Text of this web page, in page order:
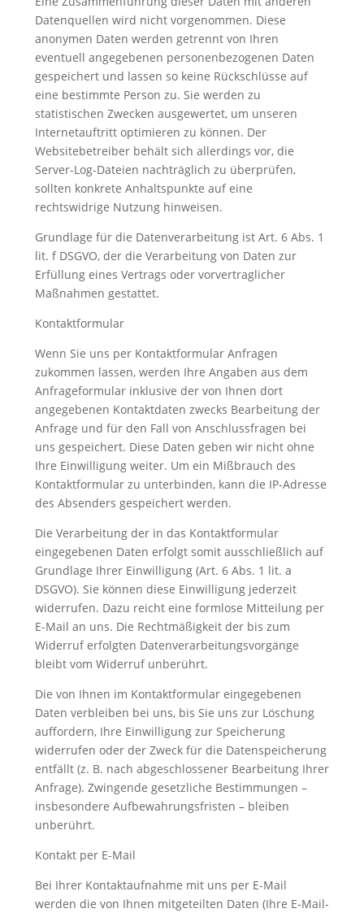
Datenquellen wird nicht vorgenommen. Diese
anonymen Daten werden getrennt von Ihren
eventuell angegebenen personenbezogenen Daten
gespeichert und lassen so keine Rückschlüsse auf
eine bestimmte Person zu. Sie werden zu
statistischen Zwecken ausgewertet, um unseren
Internetauftritt optimieren zu können. Der
Websitebetreiber behält sich allerdings vor, die
Server-Log-Dateien nachträglich zu überprüfen,
sollten konkrete Anhaltspunkte auf eine
rechtswidrige Nutzung hinweisen.
Grundlage für die Datenverarbeitung ist Art. 6 Abs. 1
lit. f DSGVO, der die Verarbeitung von Daten zur
Erfüllung eines Vertrags oder vorvertraglicher
Maßnahmen gestattet.
Kontaktformular
Wenn Sie uns per Kontaktformular Anfragen
zukommen lassen, werden Ihre Angaben aus dem
Anfrageformular inklusive der von Ihnen dort
angegebenen Kontaktdaten zwecks Bearbeitung der
Anfrage und für den Fall von Anschlussfragen bei
uns gespeichert. Diese Daten geben wir nicht ohne
Ihre Einwilligung weiter. Um ein Mißbrauch des
Kontaktformular zu unterbinden, kann die IP-Adresse
des Absenders gespeichert werden.
Die Verarbeitung der in das Kontaktformular
eingegebenen Daten erfolgt somit ausschließlich auf
Grundlage Ihrer Einwilligung (Art. 6 Abs. 1 lit. a
DSGVO). Sie können diese Einwilligung jederzeit
widerrufen. Dazu reicht eine formlose Mitteilung per
E-Mail an uns. Die Rechtmäßigkeit der bis zum
Widerruf erfolgten Datenverarbeitungsvorgänge
bleibt vom Widerruf unberührt.
Die von Ihnen im Kontaktformular eingegebenen
Daten verbleiben bei uns, bis Sie uns zur Löschung
auffordern, Ihre Einwilligung zur Speicherung
widerrufen oder der Zweck für die Datenspeicherung
entfällt (z. B. nach abgeschlossener Bearbeitung Ihrer
Anfrage). Zwingende gesetzliche Bestimmungen –
insbesondere Aufbewahrungsfristen – bleiben
unberührt.
Kontakt per E-Mail
Bei Ihrer Kontaktaufnahme mit uns per E-Mail
werden die von Ihnen mitgeteilten Daten (Ihre E-Mail-
module Design settings and even apply custom
CSS to this text in the module Advanced
settings.